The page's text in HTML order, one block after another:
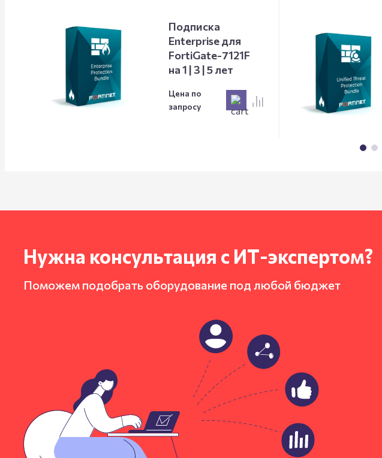
Подписка
Enterprise для
FortiGate-7121F
на 1 | 3 | 5 лет
Цена по
запросу
Нужна консультация с ИТ-экспертом?
Поможем подобрать оборудование под любой бюджет